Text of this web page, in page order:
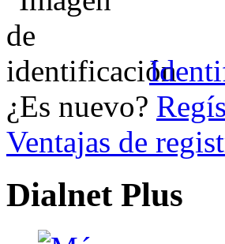
¿Es nuevo?
Ventajas de
Dialnet Plus